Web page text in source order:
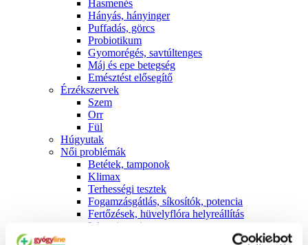
Hasmenés
Hányás, hányinger
Puffadás, görcs
Probiotikum
Gyomorégés, savtúltenges
Máj és epe betegség
Emésztést elősegítő
Érzékszervek
Szem
Orr
Fül
Húgyutak
Női problémák
Betétek, tamponok
Klimax
Terhességi tesztek
Fogamzásgátlás, síkosítók, potencia
Fertőzések, hüvelyflóra helyreállítás
Inkontinencia
Férfi problémák